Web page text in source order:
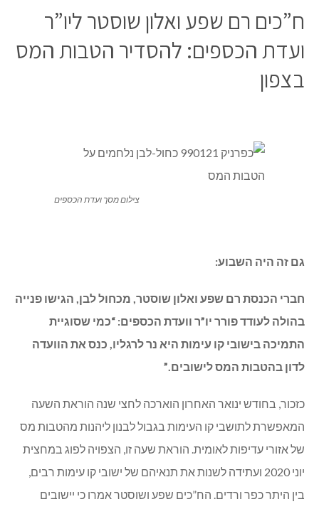
ח”כים רם שפע ואלון שוסטר ליו”ר
ועדת הכספים: להסדיר הטבות המס
בצפון
צילום מסך ועדת הכספים
גם זה היה השבוע:
חברי הכנסת רם שפע ואלון שוסטר, מכחול לבן, הגישו פנייה
בהולה לעודד פורר יו”ר וועדת הכספים: “כמי שסוגיית
התמיכה בישובי קו עימות היא נר לרגליו, כנס את הוועדה
לדון בהטבות המס לישובים.”
כזכור, בחודש ינואר האחרון הוארכה לחצי שנה הוראת השעה
המאפשרת לתושבי קו העימות בגבול לבנון ליהנות מהטבות מס
של אזורי עדיפות לאומית. הוראת שעה זו, הצפויה לפוג במחצית
יוני 2020 ועתידה לשנות את תנאיהם של ישובי קו עימות רבים,
בין היתר כפר ורדים. הח”כים שפע ושוסטר אמרו כי יישובים